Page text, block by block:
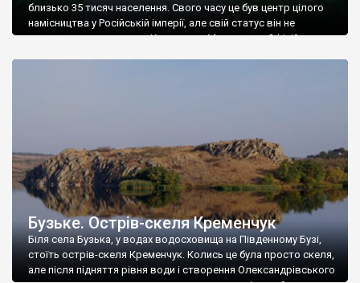
близько 35 тисяч населення. Свого часу це був центр цілого
намісництва у Російській імперії, але свій статус він не
втримав, поступившись Херсону та Миколаєву. Офіційних
Бузьке. Острів-скеля Кременчук
Біля села Бузька, у водах водосховища на Південному Бузі,
стоїть острів-скеля Кременчук. Колись це була просто скеля,
але після підняття рівня води і створення Олександрівського